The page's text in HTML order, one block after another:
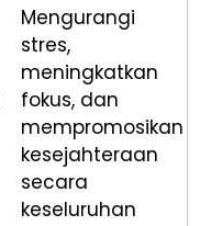
Mengurangi
stres,
meningkatkan
fokus, dan
mempromosikan
kesejahteraan
secara
keseluruhan